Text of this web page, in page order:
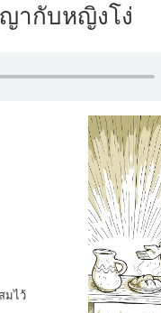
ากับหญิงโง่
มไว้